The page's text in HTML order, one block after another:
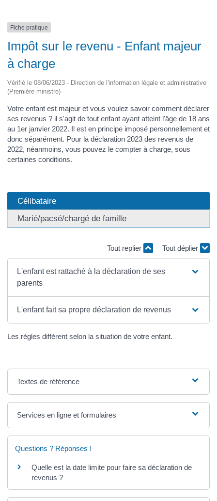
Fiche pratique
Impôt sur le revenu - Enfant majeur
à charge
Vérifié le 08/06/2023 - Direction de l'information légale et administrative
(Première ministre)
Votre enfant est majeur et vous voulez savoir comment déclarer
ses revenus ? il s'agit de tout enfant ayant atteint l'âge de 18 ans
au 1er janvier 2022. Il est en principe imposé personnellement et
donc séparément. Pour la déclaration 2023 des revenus de
2022, néanmoins, vous pouvez le compter à charge, sous
certaines conditions.
Célibataire
Marié/pacsé/chargé de famille
Tout replier Tout déplier
L'enfant est rattaché à la déclaration de ses
parents
L'enfant fait sa propre déclaration de revenus
Les règles diffèrent selon la situation de votre enfant.
Textes de référence
Services en ligne et formulaires
Questions ? Réponses !
Quelle est la date limite pour faire sa déclaration de
revenus ?